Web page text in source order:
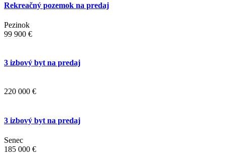
Rekreačný pozemok na predaj
Pezinok
99 900 €
3 izbový byt na predaj
220 000 €
3 izbový byt na predaj
Senec
185 000 €